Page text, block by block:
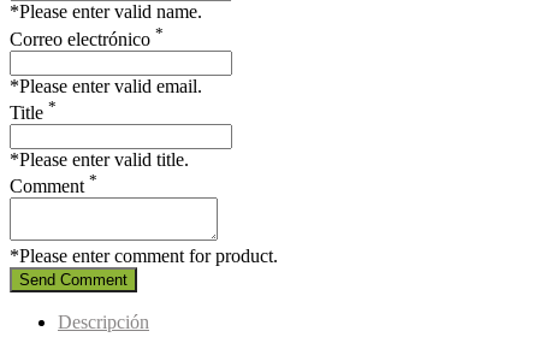
*Please enter valid name.
Correo electrónico *
*Please enter valid email.
Title *
*Please enter valid title.
Comment *
*Please enter comment for product.
Send Comment
Descripción